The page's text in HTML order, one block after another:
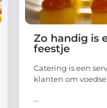
Zo handig is
feestje
Catering is een
klanten om
...